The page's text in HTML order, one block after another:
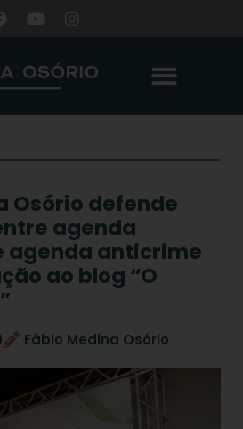
Osório defende
agenda
agenda anticrime
ao blog “O
Fábio Medina Osório